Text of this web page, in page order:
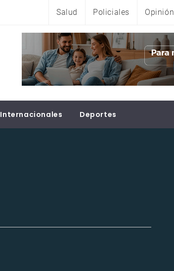
Salud Policiales Opinión
Internacionales Deportes